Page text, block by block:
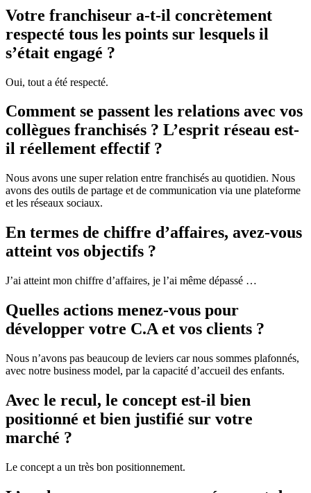
Votre franchiseur a-t-il concrètement
respecté tous les points sur lesquels il
s’était engagé ?
Oui, tout a été respecté.
Comment se passent les relations avec vos
collègues franchisés ? L’esprit réseau est-
il réellement effectif ?
Nous avons une super relation entre franchisés au quotidien. Nous
avons des outils de partage et de communication via une plateforme
et les réseaux sociaux.
En termes de chiffre d’affaires, avez-vous
atteint vos objectifs ?
J’ai atteint mon chiffre d’affaires, je l’ai même dépassé …
Quelles actions menez-vous pour
développer votre C.A et vos clients ?
Nous n’avons pas beaucoup de leviers car nous sommes plafonnés,
avec notre business model, par la capacité d’accueil des enfants.
Avec le recul, le concept est-il bien
positionné et bien justifié sur votre
marché ?
Le concept a un très bon positionnement.